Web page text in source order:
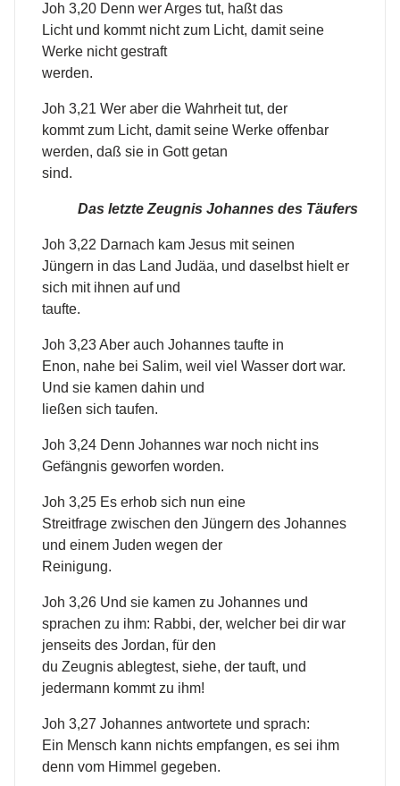
Joh 3,20 Denn wer Arges tut, haßt das
Licht und kommt nicht zum Licht, damit seine
Werke nicht gestraft
werden.
Joh 3,21 Wer aber die Wahrheit tut, der
kommt zum Licht, damit seine Werke offenbar
werden, daß sie in Gott getan
sind.
Das letzte Zeugnis Johannes des Täufers
Joh 3,22 Darnach kam Jesus mit seinen
Jüngern in das Land Judäa, und daselbst hielt er
sich mit ihnen auf und
taufte.
Joh 3,23 Aber auch Johannes taufte in
Enon, nahe bei Salim, weil viel Wasser dort war.
Und sie kamen dahin und
ließen sich taufen.
Joh 3,24 Denn Johannes war noch nicht ins
Gefängnis geworfen worden.
Joh 3,25 Es erhob sich nun eine
Streitfrage zwischen den Jüngern des Johannes
und einem Juden wegen der
Reinigung.
Joh 3,26 Und sie kamen zu Johannes und
sprachen zu ihm: Rabbi, der, welcher bei dir war
jenseits des Jordan, für den
du Zeugnis ablegtest, siehe, der tauft, und
jedermann kommt zu ihm!
Joh 3,27 Johannes antwortete und sprach:
Ein Mensch kann nichts empfangen, es sei ihm
denn vom Himmel gegeben.